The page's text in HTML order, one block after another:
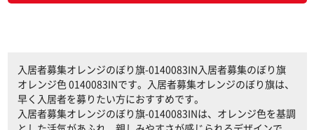
入居者募集オレンジのぼり旗-0140083IN入居者募集のぼり旗
オレンジ色 0140083INです。入居者募集オレンジのぼり旗は、
早く入居者を募りたい方におすすめです。
入居者募集オレンジのぼり旗-0140083INは、オレンジ色を基調